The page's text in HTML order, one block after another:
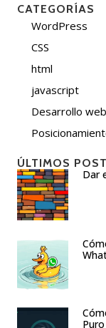
CATEGORÍAS
WordPress
CSS
html
javascript
Desarrollo web
ÚLTIMOS
Dar
Puro